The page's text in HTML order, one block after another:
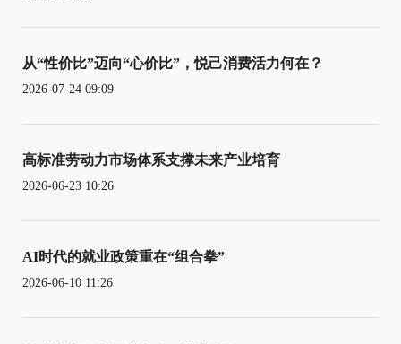
从“性价比”迈向“心价比”，悦己消费活力何在？
2026-07-24 09:09
高标准劳动力市场体系支撑未来产业培育
2026-06-23 10:26
AI时代的就业政策重在“组合拳”
2026-06-10 11:26